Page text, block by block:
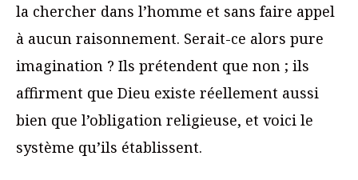
la chercher dans l’homme et sans faire appel
à aucun raisonnement. Serait-ce alors pure
imagination ? Ils prétendent que non ; ils
affirment que Dieu existe réellement aussi
bien que l’obligation religieuse, et voici le
système qu’ils établissent.